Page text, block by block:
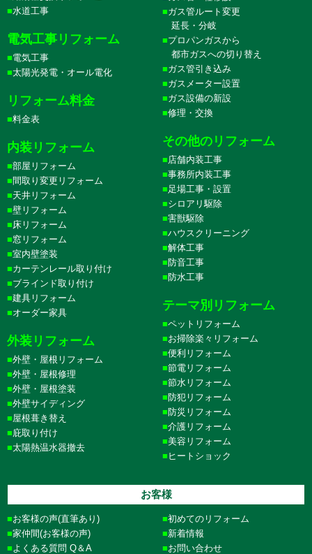
水道工事
電気工事リフォーム
電気工事
太陽光発電・オール電化
リフォーム料金
料金表
内装リフォーム
部屋リフォーム
間取り変更リフォーム
天井リフォーム
壁リフォーム
床リフォーム
窓リフォーム
室内壁塗装
カーテンレール取り付け
ブラインド取り付け
建具リフォーム
オーダー家具
外装リフォーム
外壁・屋根リフォーム
外壁・屋根修理
外壁・屋根塗装
外壁サイディング
屋根葺き替え
庇取り付け
太陽熱温水器撤去
ガス管ルート変更
延長・分岐
プロパンガスから
都市ガスへの切り替え
ガス管引き込み
ガスメーター設置
ガス設備の新設
修理・交換
その他のリフォーム
店舗内装工事
事務所内装工事
足場工事・設置
シロアリ駆除
害獣駆除
ハウスクリーニング
解体工事
防音工事
防水工事
テーマ別リフォーム
ペットリフォーム
お掃除楽々リフォーム
便利リフォーム
節電リフォーム
節水リフォーム
防犯リフォーム
防災リフォーム
介護リフォーム
美容リフォーム
ヒートショック
お客様
お客様の声(直筆あり)
家仲間(お客様の声)
よくある質問 Q＆A
初めてのリフォーム
新着情報
お問い合わせ